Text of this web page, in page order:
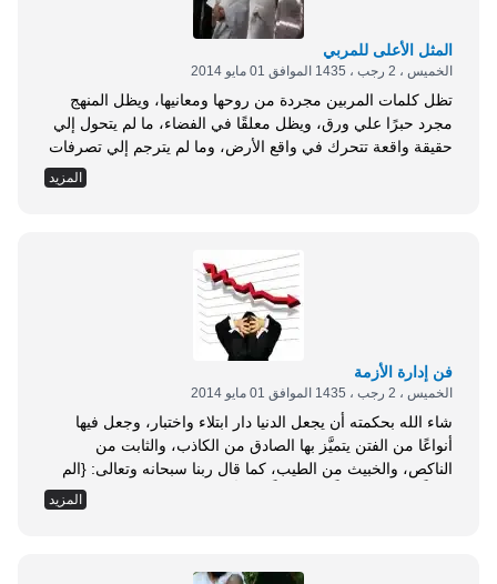
المثل الأعلى للمربي
الخميس ، 2 رجب ، 1435 الموافق 01 مايو 2014
تظل كلمات المربين مجردة من روحها ومعانيها، ويظل المنهج
مجرد حبرًا علي ورق، ويظل معلقًا في الفضاء، ما لم يتحول إلي
حقيقة واقعة تتحرك في واقع الأرض، وما لم يترجم إلي تصرفات
وسلوك ومعايير ثابتة، عندئذ يتحول هذا المنهج إلي حقيقة واقعة،
المزيد
فن إدارة الأزمة
الخميس ، 2 رجب ، 1435 الموافق 01 مايو 2014
شاء الله بحكمته أن يجعل الدنيا دار ابتلاء واختبار، وجعل فيها
أنواعًا من الفتن يتميَّز بها الصادق من الكاذب، والثابت من
الناكص، والخبيث من الطيب، كما قال ربنا سبحانه وتعالى: {الم
(1) أَحَسِبَ النَّاسُ أَنْ يُتْرَكُوا أَنْ يَقُولُوا آَمَنَّا وَهُمْ لَا يُفْتَنُونَ (2) وَلَقَدْ
المزيد